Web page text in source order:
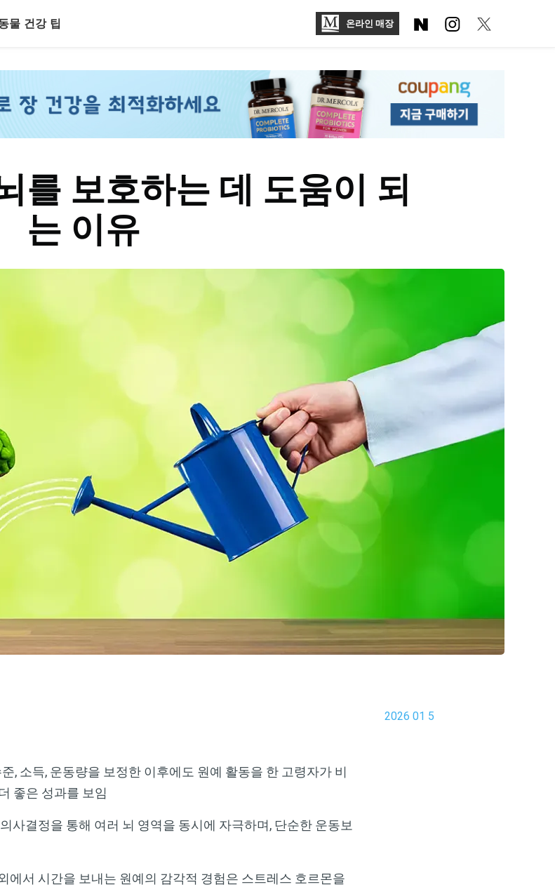
물 건강 팁 온라인 매장
를 보호하는 데 도움이 되
는 이유
2026 01 5
, 소득, 운동량을 보정한 이후에도 원예 활동을 한 고령자가 비
좋은 성과를 보임
사결정을 통해 여러 뇌 영역을 동시에 자극하며, 단순한 운동보
에서 시간을 보내는 원예의 감각적 경험은 스트레스 호르몬을